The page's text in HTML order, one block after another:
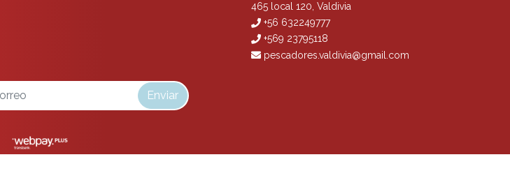
465 local 120, Valdivia
+56 632249777
+569 23795118
pescadores.valdivia@gmail.com
Enviar